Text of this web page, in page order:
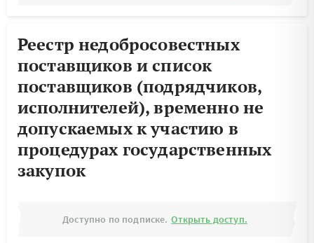
Реестр недобросовестных
поставщиков и список
поставщиков (подрядчиков,
исполнителей), временно не
допускаемых к участию в
процедурах государственных
закупок
Доступно по подписке. Открыть доступ.